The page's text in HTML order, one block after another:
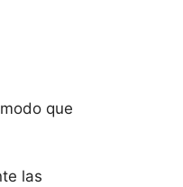
que
las